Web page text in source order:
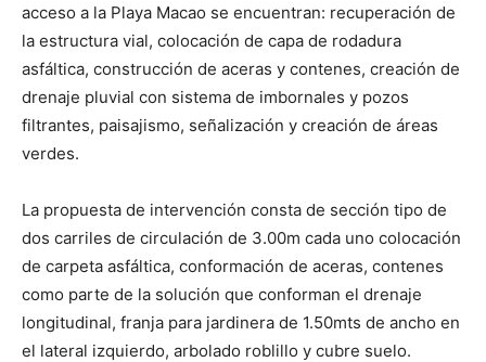
acceso a la Playa Macao se encuentran: recuperación de
la estructura vial, colocación de capa de rodadura
asfáltica, construcción de aceras y contenes, creación de
drenaje pluvial con sistema de imbornales y pozos
filtrantes, paisajismo, señalización y creación de áreas
verdes.
La propuesta de intervención consta de sección tipo de
dos carriles de circulación de 3.00m cada uno colocación
de carpeta asfáltica, conformación de aceras, contenes
como parte de la solución que conforman el drenaje
longitudinal, franja para jardinera de 1.50mts de ancho en
el lateral izquierdo, arbolado roblillo y cubre suelo.